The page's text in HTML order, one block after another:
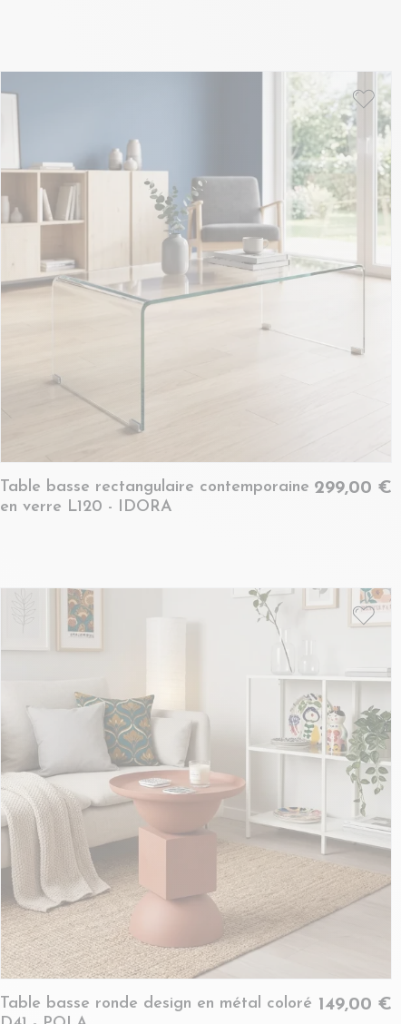
Table basse rectangulaire contemporaine
en verre L120 - IDORA
299,00 €
Table basse ronde design en métal coloré 149,00 €